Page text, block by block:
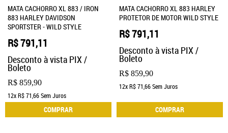
MATA CACHORRO XL 883 / IRON
883 HARLEY DAVIDSON
SPORTSTER - WILD STYLE
R$ 859,90
R$ 791,11
Desconto à vista PIX /
Boleto
12xR$ 71,66Sem Juros
COMPRAR
MATA CACHORRO XL 883 HARLEY
PROTETOR DE MOTOR WILD STYLE
R$ 859,90
R$ 791,11
Desconto à vista PIX /
Boleto
12xR$ 71,66Sem Juros
COMPRAR